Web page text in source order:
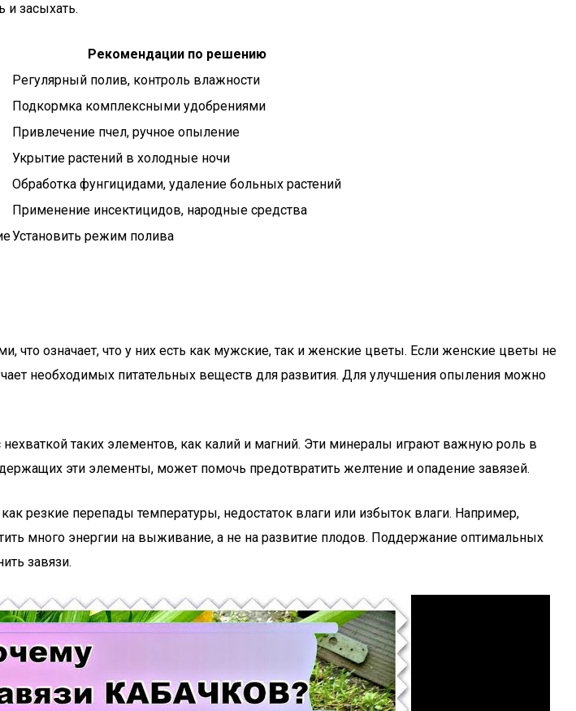
и засыхать.
Рекомендации по решению
Регулярный полив, контроль влажности
Подкормка комплексными удобрениями
Привлечение пчел, ручное опыление
Укрытие растений в холодные ночи
Обработка фунгицидами, удаление больных растений
Применение инсектицидов, народные средства
Установить режим полива
что означает, что у них есть как мужские, так и женские цветы. Если женские цветы не
необходимых питательных веществ для развития. Для улучшения опыления можно
таких элементов, как калий и магний. Эти минералы играют важную роль в
эти элементы, может помочь предотвратить желтение и опадение завязей.
резкие перепады температуры, недостаток влаги или избыток влаги. Например,
много энергии на выживание, а не на развитие плодов. Поддержание оптимальных
завязи.